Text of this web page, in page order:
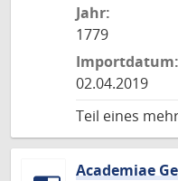
Jahr:
1779
Importdatum:
02.04.2019
Teil eines
Academiae